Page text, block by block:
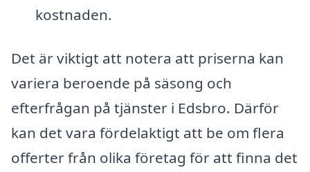
kostnaden.
Det är viktigt att notera att priserna kan
variera beroende på säsong och
efterfrågan på tjänster i Edsbro. Därför
kan det vara fördelaktigt att be om flera
offerter från olika företag för att finna det